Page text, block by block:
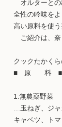
オルターとの
全性の吟味を
高い原料を使
ご紹介は、奈
クックたかく
■ 原 料 ■
1.無農薬野菜
…玉ねぎ、ジ
キャベツ、ト